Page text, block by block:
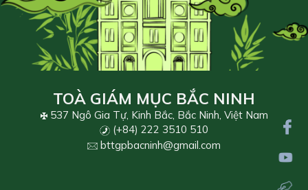
TOÀ GIÁM MỤC BẮC NINH
537 Ngô Gia Tự, Kinh Bắc, Bắc Ninh, Việt Nam
(+84) 222 3510 510
bttgpbacninh@gmail.com